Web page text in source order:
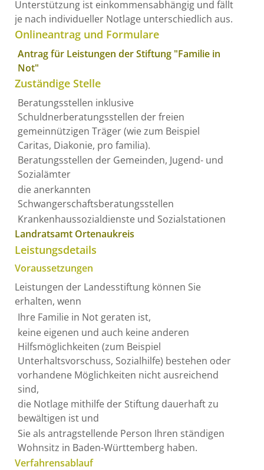
Unterstützung ist einkommensabhängig und fällt
je nach individueller Notlage unterschiedlich aus.
Onlineantrag und Formulare
Antrag für Leistungen der Stiftung "Familie in
Not"
Zuständige Stelle
Beratungsstellen inklusive
Schuldnerberatungsstellen der freien
gemeinnützigen Träger (wie zum Beispiel
Caritas, Diakonie, pro familia).
Beratungsstellen der Gemeinden, Jugend- und
Sozialämter
die anerkannten
Schwangerschaftsberatungsstellen
Krankenhaussozialdienste und Sozialstationen
Landratsamt Ortenaukreis
Leistungsdetails
Voraussetzungen
Leistungen der Landesstiftung können Sie
erhalten, wenn
Ihre Familie in Not geraten ist,
keine eigenen und auch keine anderen
Hilfsmöglichkeiten (zum Beispiel
Unterhaltsvorschuss, Sozialhilfe) bestehen oder
vorhandene Möglichkeiten nicht ausreichend
sind,
die Notlage mithilfe der Stiftung dauerhaft zu
bewältigen ist und
Sie als antragstellende Person Ihren ständigen
Wohnsitz in Baden-Württemberg haben.
Verfahrensablauf